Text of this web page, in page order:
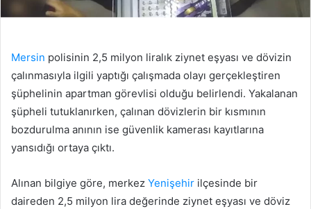
Mersin polisinin 2,5 milyon liralık ziynet eşyası ve dövizin
çalınmasıyla ilgili yaptığı çalışmada olayı gerçekleştiren
şüphelinin apartman görevlisi olduğu belirlendi. Yakalanan
şüpheli tutuklanırken, çalınan dövizlerin bir kısmının
bozdurulma anının ise güvenlik kamerası kayıtlarına
yansıdığı ortaya çıktı.
Alınan bilgiye göre, merkez Yenişehir ilçesinde bir
daireden 2,5 milyon lira değerinde ziynet eşyası ve döviz